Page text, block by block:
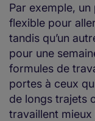
Par exemple,
flexible pour
tandis qu’un
pour une
formules de
portes à ceux
de longs trajets
travaillent mieux